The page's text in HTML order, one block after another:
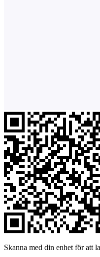
Skanna med din enhet för att